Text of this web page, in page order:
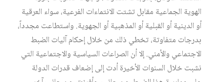
الهوية الجماعية مقابل تشتت الانتماءات الفرعية، سواء العرقية
أو الدينية أو القبلية أو المذهبية أو الجهوية. واستطاعت مجدداً،
بدرجات متفاوتة، تخطي ذلك من خلال إحكام آليات الضبط
الاجتماعي والأمني. إلا أن الصراعات السياسية والاجتماعية التي
نشبت خلال السنوات الأخيرة أدت إلى إضعاف قدرات الدولة